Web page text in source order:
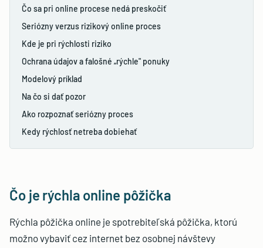
Čo sa pri online procese nedá preskočiť
Seriózny verzus rizikový online proces
Kde je pri rýchlosti riziko
Ochrana údajov a falošné „rýchle" ponuky
Modelový príklad
Na čo si dať pozor
Ako rozpoznať seriózny proces
Kedy rýchlosť netreba dobiehať
Čo je rýchla online pôžička
Rýchla pôžička online je spotrebiteľská pôžička, ktorú
možno vybaviť cez internet bez osobnej návštevy